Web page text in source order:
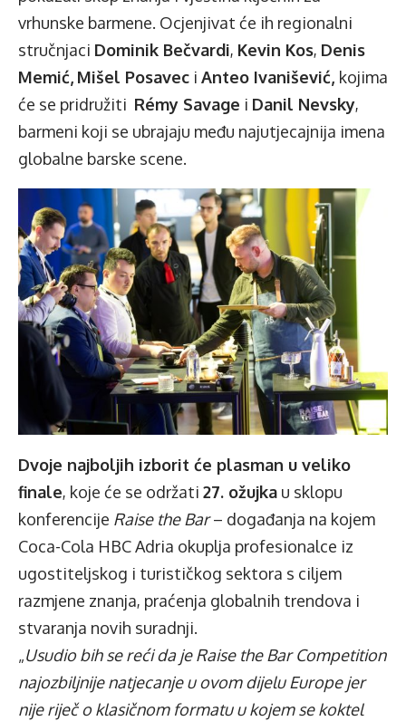
vrhunske barmene. Ocjenjivat će ih regionalni
stručnjaci Dominik Bečvardi, Kevin Kos, Denis
Memić, Mišel Posavec i Anteo Ivanišević, kojima
će se pridružiti Rémy Savage i Danil Nevsky,
barmeni koji se ubrajaju među najutjecajnija imena
globalne barske scene.
Dvoje najboljih izborit će plasman u veliko
finale, koje će se održati 27. ožujka u sklopu
konferencije Raise the Bar– događanja na kojem
Coca-Cola HBC Adria okuplja profesionalce iz
ugostiteljskog i turističkog sektora s ciljem
razmjene znanja, praćenja globalnih trendova i
stvaranja novih suradnji.
„Usudio bih se reći da je Raise the Bar Competition
najozbiljnije natjecanje u ovom dijelu Europe jer
nije riječ o klasičnom formatu u kojem se koktel